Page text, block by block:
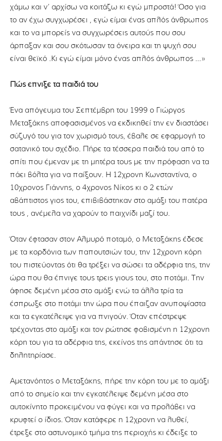
χάμω και ν’ αρχίσω να κοιτάζω κι εγώ μπροστά! Όσο για
το αν έχω συγχωρέσει , εγώ είμαι ένας απλός άνθρωπος
και το να μπορείς να συγχωρέσεις αυτούς που σου
άρπαξαν και σου σκότωσαν τα όνειρα και τη ψυχή σου
είναι θεϊκό .Κι εγώ είμαι μόνο ένας απλός άνθρωπος …»
Πώς έπνιξε τα παιδιά του
Ένα απόγευμα του Σεπτέμβρη του 1999 ο Γιώργος
Μεταξάκης αποφασισμένος να εκδικηθεί την εν διαστάσει
σύζυγό του για τον χωρισμό τους, έβαλε σε εφαρμογή το
σατανικό του σχέδιο. Πήρε τα τέσσερα παιδιά του από το
σπίτι που έμεναν με τη μητέρα τους με την πρόφαση να τα
πάει βόλτα για να παίξουν. Η 12χρονη Κωνσταντίνα, ο
10χρονος Γιάννης, ο 4χρονος Νίκος κι ο 2 ετών
αβάπτιστος γιος του, επιβιβάστηκαν στο αμάξι του πατέρα
τους , ανέμελα να χαρούν το παιχνίδι μαζί του.
Όταν έφτασαν στον Αλμυρό ποταμό, ο Μεταξάκης έδεσε
με τα κορδόνια των παπουτσιών του, την 12χρονη κόρη
του πιστεύοντας ότι θα τρέξει να σώσει τα αδέρφια της, την
ώρα που θα έπνιγε τους τρεις γιους του, στο ποτάμι. Την
άφησε δεμένη μέσα στο αμάξι ενώ τα άλλα τρία τα
έσπρωξε στο ποτάμι την ώρα που έπαιζαν ανυποψίαστα
και τα εγκατέλειψε για να πνιγούν. Όταν επέστρεψε
τρέχοντας στο αμάξι και τον ρώτησε φοβισμένη η 12χρονη
κόρη του για τα αδέρφια της, εκείνος της απάντησε ότι τα
δηλητηρίασε.
Αμετανόητος ο Μεταξάκης, πήρε την κόρη του με το αμάξι
από το σημείο και την εγκατέλειψε δεμένη μέσα στο
αυτοκίνητο προκειμένου να φύγει και να προλάβει να
κρυφτεί ο ίδιος. Όταν κατάφερε η 12χρονη να λυθεί,
έτρεξε στο αστυνομικό τμήμα της περιοχής κι έδειξε το